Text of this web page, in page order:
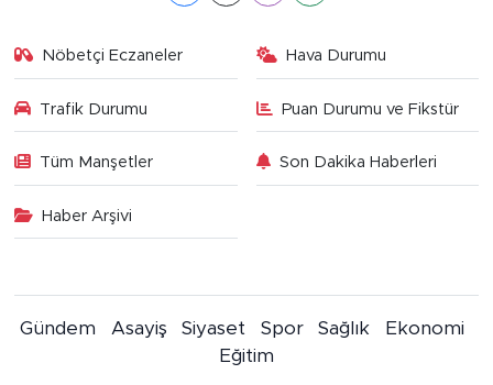
Nöbetçi Eczaneler Hava Durumu
Trafik Durumu Puan Durumu ve Fikstür
Tüm Manşetler Son Dakika Haberleri
Haber Arşivi
Gündem Asayiş Siyaset Spor Sağlık
Ekonomi
Eğitim